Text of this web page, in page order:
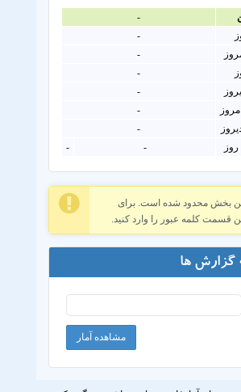
-
-
-
-
-
-
-
روز
-
-
بخش محدود شده است. برای
قسمت کلمه عبور را وارد کنید.
گزارش ها